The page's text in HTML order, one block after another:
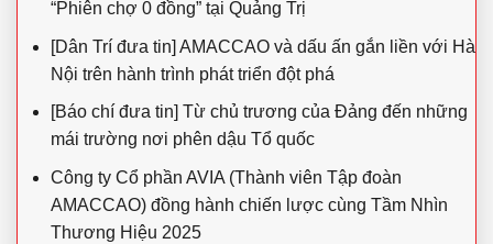
“Phiên chợ 0 đồng” tại Quảng Trị
[Dân Trí đưa tin] AMACCAO và dấu ấn gắn liền với Hà
Nội trên hành trình phát triển đột phá
[Báo chí đưa tin] Từ chủ trương của Đảng đến những
mái trường nơi phên dậu Tổ quốc
Công ty Cổ phần AVIA (Thành viên Tập đoàn
AMACCAO) đồng hành chiến lược cùng Tầm Nhìn
Thương Hiệu 2025